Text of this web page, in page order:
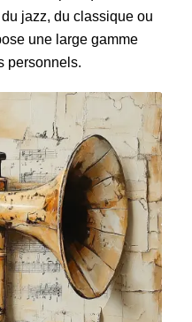
jazz, du classique ou
une large gamme
personnels.